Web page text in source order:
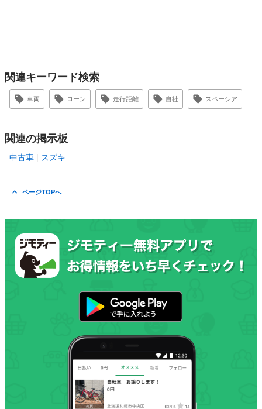
関連キーワード検索
車両 ローン 走行距離 自社 スペーシア
関連の掲示板
中古車 スズキ
ページTOPへ